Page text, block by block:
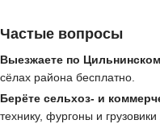
Частые вопросы
Выезжаете по
сёлах района бесплатно.
Берёте сельхоз- и
технику, фургоны и